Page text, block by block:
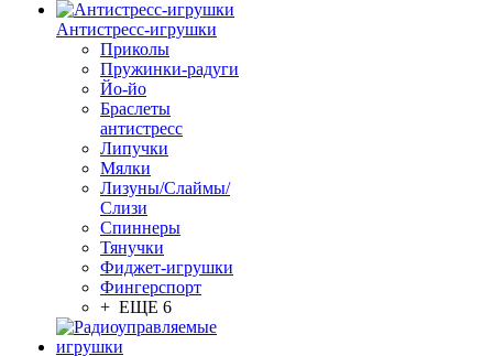
Антистресс-игрушки
Приколы
Пружинки-радуги
Йо-йо
Браслеты
антистресс
Липучки
Мялки
Лизуны/Слаймы/
Слизи
Спиннеры
Тянучки
Фиджет-игрушки
Фингерспорт
+ ЕЩЕ 6